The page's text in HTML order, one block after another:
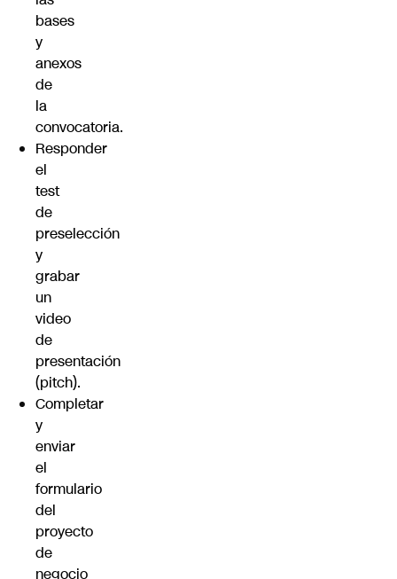
bases
y
anexos
de
la
convocatoria.
Responder
el
test
de
preselección
y
grabar
un
video
de
presentación
(pitch).
Completar
y
enviar
el
formulario
del
proyecto
de
negocio